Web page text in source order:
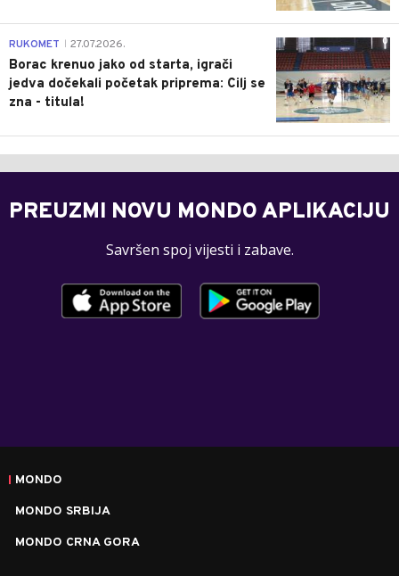
0
RUKOMET 27.07.2026.
Borac krenuo jako od starta, igrači
jedva dočekali početak priprema: Cilj se
zna - titula!
PREUZMI NOVU MONDO APLIKACIJU
Savršen spoj vijesti i zabave.
MONDO
MONDO SRBIJA
MONDO CRNA GORA